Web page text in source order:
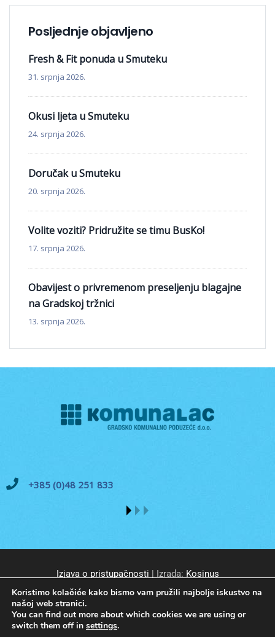
Posljednje objavljeno
Fresh & Fit ponuda u Smuteku
31. srpnja 2026.
Okusi ljeta u Smuteku
24. srpnja 2026.
Doručak u Smuteku
20. srpnja 2026.
Volite voziti? Pridružite se timu BusKo!
17. srpnja 2026.
Obavijest o privremenom preseljenju blagajne
na Gradskoj tržnici
13. srpnja 2026.
+385 (0)48 251 833
Izjava o pristupačnosti | Izrada: Kosinus
Koristimo kolačiće kako bismo vam pružili najbolje iskustvo na
našoj web stranici.
You can find out more about which cookies we are using or
switch them off in settings.